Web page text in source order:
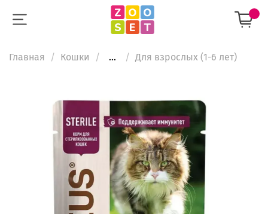
Главная Кошки ... Для взрослых (1-6 лет)